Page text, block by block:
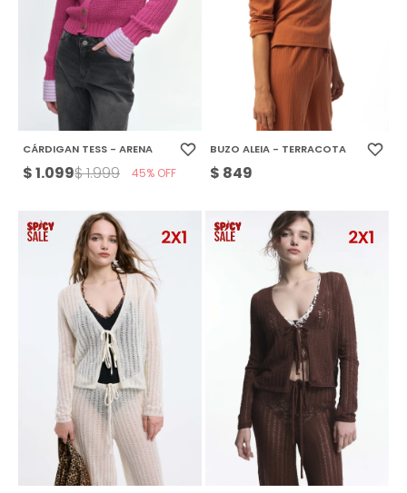
CÁRDIGAN TESS - ARENA
$1.099$1.999 45
BUZO ALEIA - TERRACOTA
$ 849